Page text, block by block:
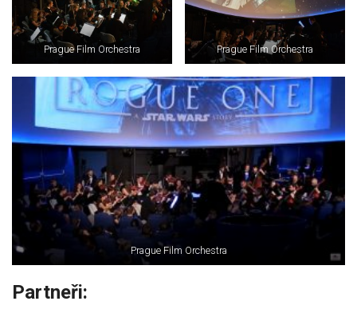
Prague Film Orchestra Prague Film Orchestra
Prague Film Orchestra
Partneři: